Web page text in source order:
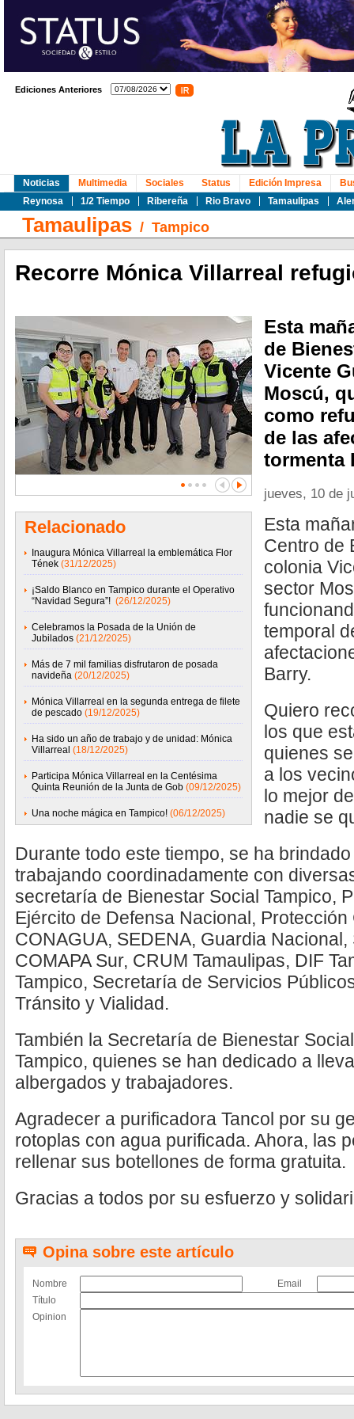
Ediciones Anteriores
Noticias
Reynosa
1/2 Tiempo Ribereña Rio Bravo Tamaulipas
Multimedia Sociales Status Edición Impresa
Tamaulipas / Tampico
Recorre Mónica Villarreal
Relacionado
Inaugura Mónica Villarreal la emblemática Flor
Tének (31/12/2025)
¡Saldo Blanco en Tampico durante el Operativo
“Navidad Segura”! (26/12/2025)
Celebramos la Posada de la Unión de
Jubilados (21/12/2025)
Más de 7 mil familias disfrutaron de posada
navideña (20/12/2025)
Mónica Villarreal en la segunda entrega de filete
de pescado (19/12/2025)
Ha sido un año de trabajo y de unidad: Mónica
Villarreal (18/12/2025)
Participa Mónica Villarreal en la Centésima
Quinta Reunión de la Junta de Gob (09/12/2025)
Una noche mágica en Tampico! (06/12/2025)
Esta
de
Vicente
Moscú,
como
de las
tormenta
jueves, 10 de
Esta
Centro de
colonia
sector
temporal
Barry.
Quiero
los que
quienes
a los
lo mejor
nadie se
Durante todo este tiempo, se ha
trabajando coordinadamente con
secretaría de Bienestar Social Tampico,
Ejército de Defensa Nacional, Protección
CONAGUA, SEDENA, Guardia
COMAPA Sur, CRUM Tamaulipas, DIF
Tampico, Secretaría de Servicios
Tránsito y Vialidad.
También la Secretaría de Bienestar
Tampico, quienes se han dedicado a
albergados y trabajadores.
Agradecer a purificadora Tancol por su
rotoplas con agua purificada. Ahora, las
rellenar sus botellones de forma gratuita.
Gracias a todos por su esfuerzo y
Opina sobre este artículo
Nombre
Email
Título
Opinion